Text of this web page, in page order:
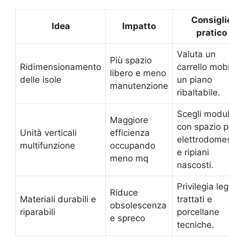
Idea Impatto
pratico
Ridimensionamento
delle isole
Più spazio
libero e meno
manutenzione
Valuta un
carrello
un piano
ribaltabile.
Unità verticali
multifunzione
Maggiore
efficienza
occupando
meno mq
Scegli
con spazio
e ripiani
nascosti.
Materiali durabili e
riparabili
Riduce
obsolescenza
e spreco
Privilegia
trattati e
porcellane
tecniche.